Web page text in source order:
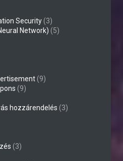
Security(3)
Network) (5)
(9)
(9)
hozzárendelés (3)
(3)